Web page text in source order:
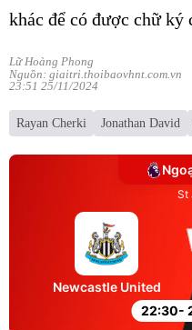
khác để có được chữ ký
Lữ Hoàng Phong
Nguồn: giaitri.thoibaovhnt.com.vn
23:51 25/11/2024
Rayan Cherki Jonathan David
St
22:30-
Newcastle United